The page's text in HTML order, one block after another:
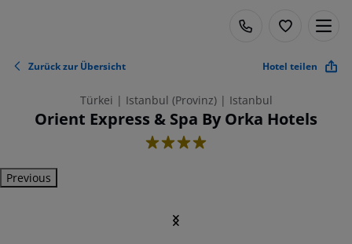
Zurück zur Übersicht Hotel teilen
Türkei | Istanbul (Provinz) | Istanbul
Orient Express & Spa By Orka Hotels
4
Previous